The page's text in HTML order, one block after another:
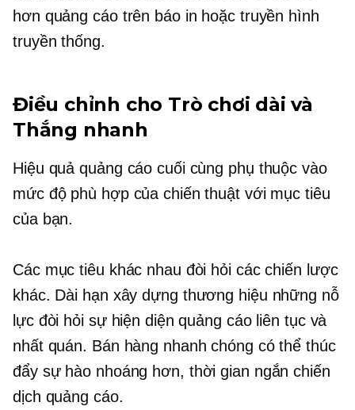
hơn quảng cáo trên báo in hoặc truyền hình
truyền thống.
Điều chỉnh cho Trò chơi dài và
Thắng nhanh
Hiệu quả quảng cáo cuối cùng phụ thuộc vào
mức độ phù hợp của chiến thuật với mục tiêu
của bạn.
Các mục tiêu khác nhau đòi hỏi các chiến lược
khác. Dài hạn xây dựng thương hiệu những nỗ
lực đòi hỏi sự hiện diện quảng cáo liên tục và
nhất quán. Bán hàng nhanh chóng có thể thúc
đẩy sự hào nhoáng hơn, thời gian ngắn chiến
dịch quảng cáo.